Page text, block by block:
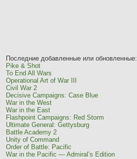
Последние добавленные или обновленные:
Pike & Shot
To End All Wars
Operational Art of War III
Civil War 2
Decisive Campaigns: Case Blue
War in the West
War in the East
Flashpoint Campaigns: Red Storm
Ultimate General: Gettysburg
Battle Academy 2
Unity of Command
Order of Battle: Pacific
War in the Pacific — Admiral’s Edition